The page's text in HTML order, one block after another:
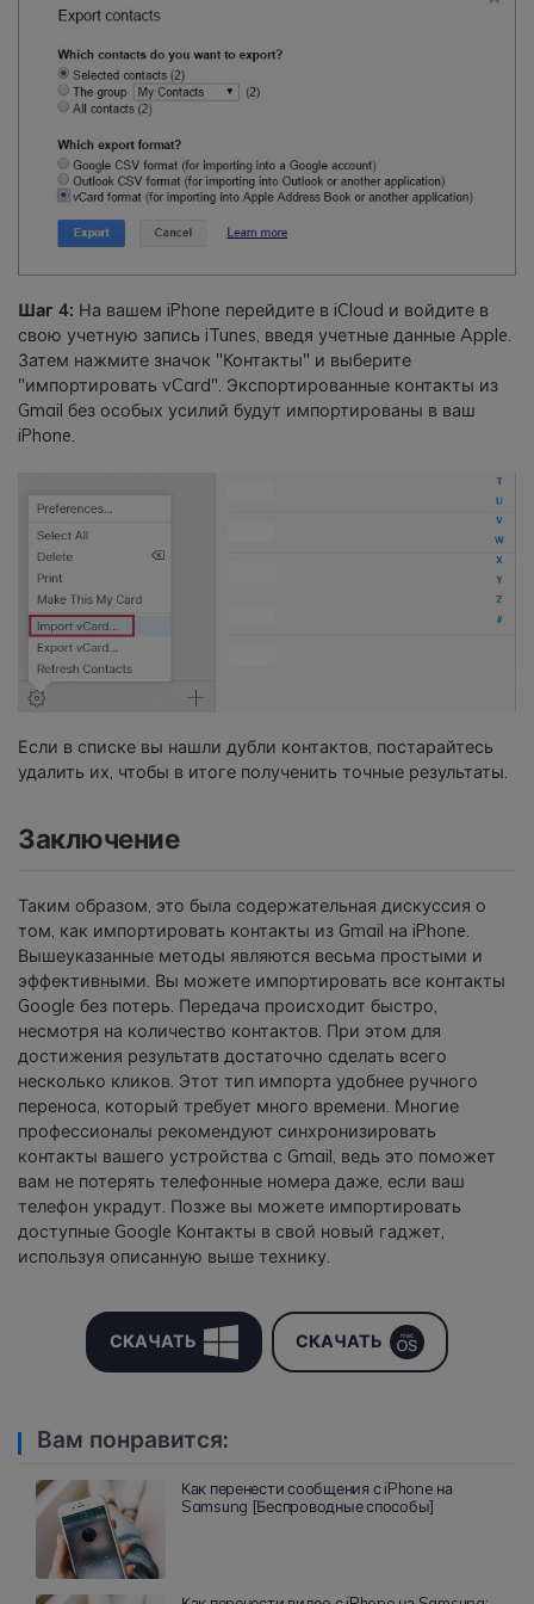
Шаг 4: На вашем iPhone перейдите в iCloud и войдите в
свою учетную запись iTunes, введя учетные данные Apple.
Затем нажмите значок "Контакты" и выберите
"импортировать vCard". Экспортированные контакты из
Gmail без особых усилий будут импортированы в ваш
iPhone.
Если в списке вы нашли дубли контактов, постарайтесь
удалить их, чтобы в итоге полученить точные результаты.
Заключение
Таким образом, это была содержательная дискуссия о
том, как импортировать контакты из Gmail на iPhone.
Вышеуказанные методы являются весьма простыми и
эффективными. Вы можете импортировать все контакты
Google без потерь. Передача происходит быстро,
несмотря на количество контактов. При этом для
достижения результатв достаточно сделать всего
несколько кликов. Этот тип импорта удобнее ручного
переноса, который требует много времени. Многие
профессионалы рекомендуют синхронизировать
контакты вашего устройства с Gmail, ведь это поможет
вам не потерять телефонные номера даже, если ваш
телефон украдут. Позже вы можете импортировать
доступные Google Контакты в свой новый гаджет,
используя описанную выше технику.
СКАЧАТЬ СКАЧАТЬ
Вам понравится:
Как перенести сообщения с iPhone на
Samsung [Беспроводные способы]